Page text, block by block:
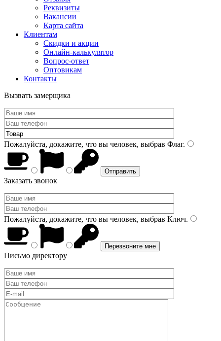
Реквизиты
Вакансии
Карта сайта
Клиентам
Скидки и акции
Онлайн-калькулятор
Вопрос-ответ
Оптовикам
Контакты
Вызвать замерщика
Пожалуйста, докажите, что вы человек, выбрав Флаг.
Заказать звонок
Пожалуйста, докажите, что вы человек, выбрав Ключ.
Письмо директору